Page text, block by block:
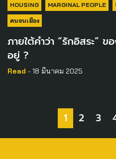
HOUSING MARGINAL PEOPLE
คนจนเมือง
ภายใต้คำว่า “รักอิสระ” ข
อยู่ ?
Read - 18 มีนาคม 2025
1 2 3